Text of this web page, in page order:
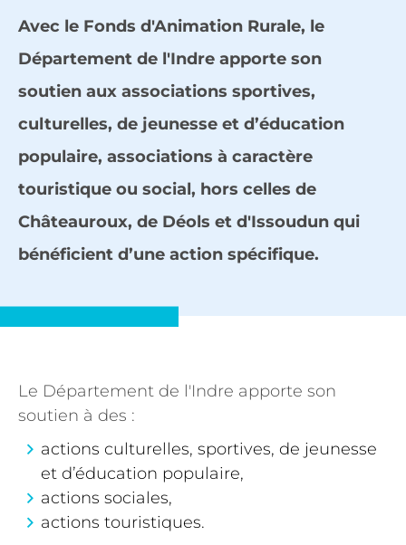
Avec le Fonds d'Animation Rurale, le
Département de l'Indre apporte son
soutien aux associations sportives,
culturelles, de jeunesse et d’éducation
populaire, associations à caractère
touristique ou social, hors celles de
Châteauroux, de Déols et d'Issoudun qui
bénéficient d’une action spécifique.
Le Département de l'Indre apporte son
soutien à des :
actions culturelles, sportives, de jeunesse
et d’éducation populaire,
actions sociales,
actions touristiques.